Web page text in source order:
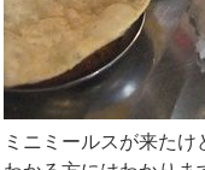
ミニミールスが来たけ